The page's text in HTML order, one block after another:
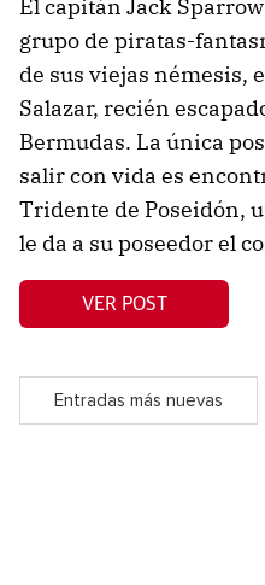
El capitán Jack
grupo de piratas-
de sus viejas némesis,
Salazar, recién
Bermudas. La única
salir con vida es
Tridente de Poseidón,
le da a su poseedor el
VER POST
Entradas más nuevas